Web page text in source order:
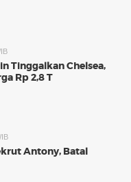
Tinggalkan Chelsea,
Rp 2,8 T
Antony, Batal